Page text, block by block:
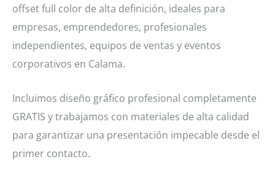
offset full color de alta definición, ideales para
empresas, emprendedores, profesionales
independientes, equipos de ventas y eventos
corporativos en Calama.
Incluimos diseño gráfico profesional completamente
GRATIS y trabajamos con materiales de alta calidad
para garantizar una presentación impecable desde el
primer contacto.